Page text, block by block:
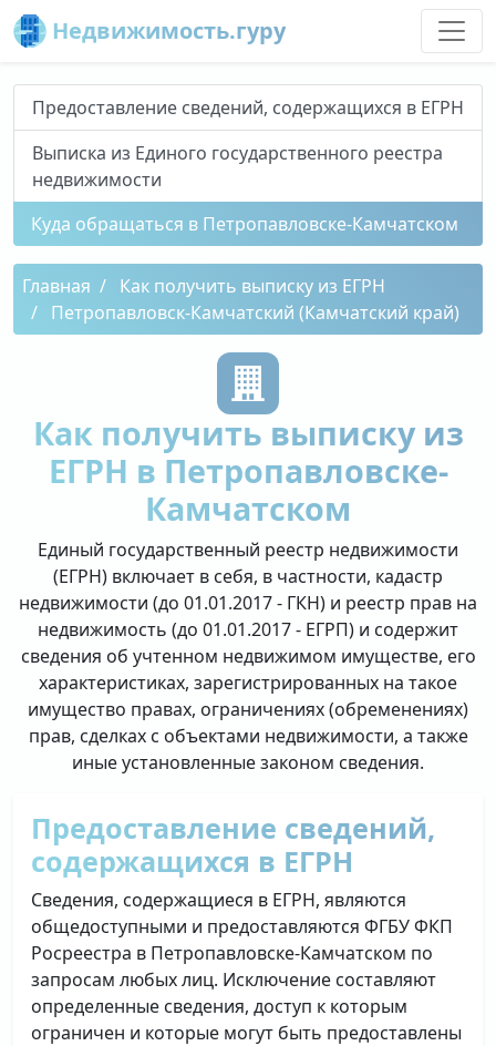
Недвижимость.гуру
Предоставление сведений, содержащихся в ЕГРН
Выписка из Единого государственного реестра
недвижимости
Куда обращаться в Петропавловске-Камчатском
Главная
Как получить выписку из ЕГРН
Петропавловск-Камчатский (Камчатский край)
Как получить выписку из
ЕГРН в Петропавловске-
Камчатском
Единый государственный реестр недвижимости
(ЕГРН) включает в себя, в частности, кадастр
недвижимости (до 01.01.2017 - ГКН) и реестр прав на
недвижимость (до 01.01.2017 - ЕГРП) и содержит
сведения об учтенном недвижимом имуществе, его
характеристиках, зарегистрированных на такое
имущество правах, ограничениях (обременениях)
прав, сделках с объектами недвижимости, а также
иные установленные законом сведения.
Предоставление сведений,
содержащихся в ЕГРН
Сведения, содержащиеся в ЕГРН, являются
общедоступными и предоставляются ФГБУ ФКП
Росреестра в Петропавловске-Камчатском по
запросам любых лиц. Исключение составляют
определенные сведения, доступ к которым
ограничен и которые могут быть предоставлены